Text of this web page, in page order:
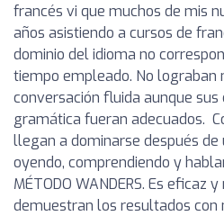
francés vi que muchos de mis
años asistiendo a cursos de
dominio del idioma no
tiempo empleado. No lograban
conversación fluida aunque sus
gramática fueran adecuados.
llegan a dominarse después de
oyendo, comprendiendo y
MÉTODO WANDERS. Es eficaz
demuestran los resultados con